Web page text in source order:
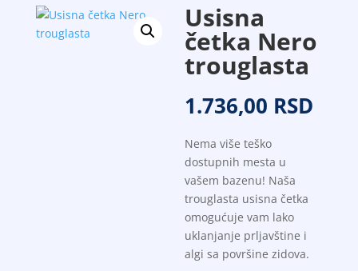
Usisna
četka Nero
trouglasta
1.736,00 RSD
Nema više teško
dostupnih mesta u
vašem bazenu! Naša
trouglasta usisna četka
omogućuje vam lako
uklanjanje prljavštine i
algi sa površine zidova.